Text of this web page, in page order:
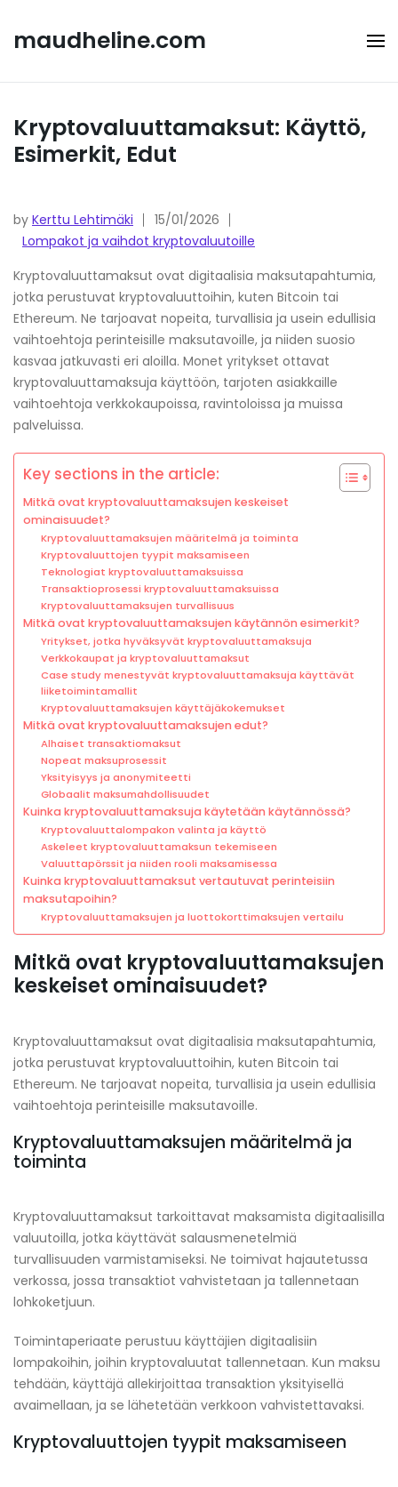
content
maudheline.com
Kryptovaluuttamaksut: Käyttö,
Esimerkit, Edut
by Kerttu Lehtimäki
15/01/2026
Lompakot ja vaihdot kryptovaluutoille
Kryptovaluuttamaksut ovat digitaalisia maksutapahtumia,
jotka perustuvat kryptovaluuttoihin, kuten Bitcoin tai
Ethereum. Ne tarjoavat nopeita, turvallisia ja usein edullisia
vaihtoehtoja perinteisille maksutavoille, ja niiden suosio
kasvaa jatkuvasti eri aloilla. Monet yritykset ottavat
kryptovaluuttamaksuja käyttöön, tarjoten asiakkaille
vaihtoehtoja verkkokaupoissa, ravintoloissa ja muissa
palveluissa.
Key sections in the article:
Mitkä ovat kryptovaluuttamaksujen keskeiset
ominaisuudet?
Kryptovaluuttamaksujen määritelmä ja toiminta
Kryptovaluuttojen tyypit maksamiseen
Teknologiat kryptovaluuttamaksuissa
Transaktioprosessi kryptovaluuttamaksuissa
Kryptovaluuttamaksujen turvallisuus
Mitkä ovat kryptovaluuttamaksujen käytännön esimerkit?
Yritykset, jotka hyväksyvät kryptovaluuttamaksuja
Verkkokaupat ja kryptovaluuttamaksut
Case study menestyvät kryptovaluuttamaksuja käyttävät
liiketoimintamallit
Kryptovaluuttamaksujen käyttäjäkokemukset
Mitkä ovat kryptovaluuttamaksujen edut?
Alhaiset transaktiomaksut
Nopeat maksuprosessit
Yksityisyys ja anonymiteetti
Globaalit maksumahdollisuudet
Kuinka kryptovaluuttamaksuja käytetään käytännössä?
Kryptovaluuttalompakon valinta ja käyttö
Askeleet kryptovaluuttamaksun tekemiseen
Valuuttapörssit ja niiden rooli maksamisessa
Kuinka kryptovaluuttamaksut vertautuvat perinteisiin
maksutapoihin?
Kryptovaluuttamaksujen ja luottokorttimaksujen vertailu
Mitkä ovat kryptovaluuttamaksujen
keskeiset ominaisuudet?
Kryptovaluuttamaksut ovat digitaalisia maksutapahtumia,
jotka perustuvat kryptovaluuttoihin, kuten Bitcoin tai
Ethereum. Ne tarjoavat nopeita, turvallisia ja usein edullisia
vaihtoehtoja perinteisille maksutavoille.
Kryptovaluuttamaksujen määritelmä ja
toiminta
Kryptovaluuttamaksut tarkoittavat maksamista digitaalisilla
valuutoilla, jotka käyttävät salausmenetelmiä
turvallisuuden varmistamiseksi. Ne toimivat hajautetussa
verkossa, jossa transaktiot vahvistetaan ja tallennetaan
lohkoketjuun.
Toimintaperiaate perustuu käyttäjien digitaalisiin
lompakoihin, joihin kryptovaluutat tallennetaan. Kun maksu
tehdään, käyttäjä allekirjoittaa transaktion yksityisellä
avaimellaan, ja se lähetetään verkkoon vahvistettavaksi.
Kryptovaluuttojen tyypit maksamiseen